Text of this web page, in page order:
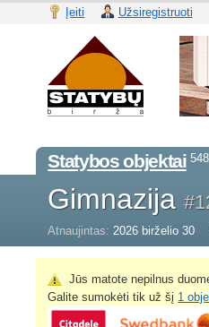
Įeiti Užsiregistruoti
Statybos objektai
Gimnazija
Atnaujintas: 2026 birželio 30
Jūs matote nepilnus
Galite sumokėti tik už šį 1